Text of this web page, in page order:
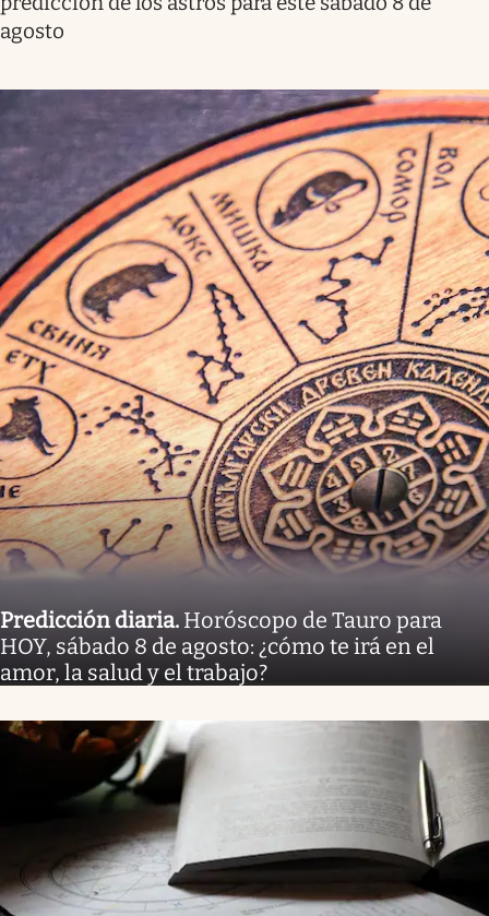
agosto
Predicción diaria. Horóscopo de Tauro para
HOY, sábado 8 de agosto: ¿cómo te irá en el
amor, la salud y el trabajo?